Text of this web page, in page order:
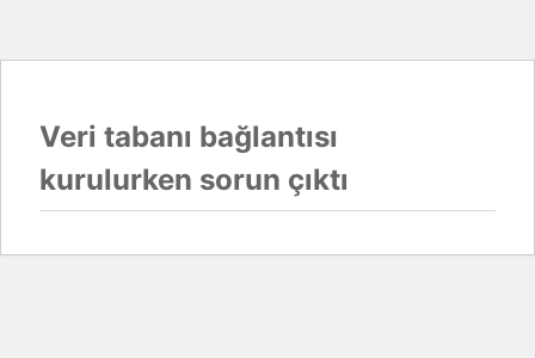
Veri tabanı bağlantısı
kurulurken sorun çıktı